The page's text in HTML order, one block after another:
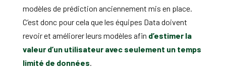
modèles de prédiction anciennement mis en place.
C’est donc pour cela que les équipes Data doivent
revoir et améliorer leurs modèles afin d’estimer la
valeur d’un utilisateur avec seulement un temps
limité de données.